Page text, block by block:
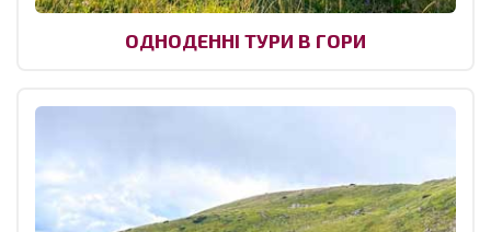
ОДНОДЕННІ ТУРИ В ГОРИ